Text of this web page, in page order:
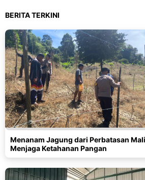
BERITA TERKINI
Menanam Jagung dari Perbatasan
Menjaga Ketahanan Pangan